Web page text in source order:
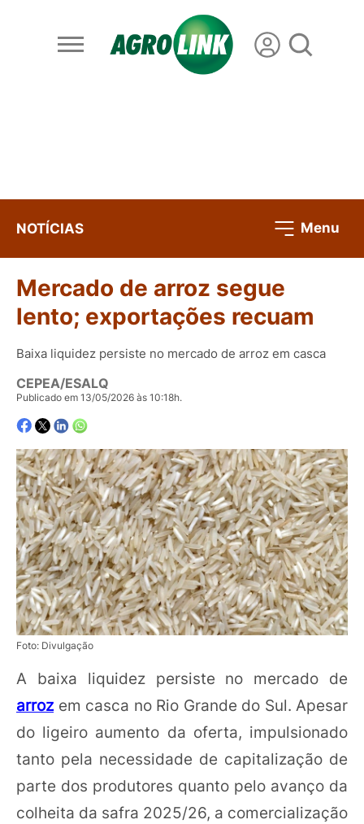
NOTÍCIAS Menu
Mercado de arroz segue
lento; exportações recuam
Baixa liquidez persiste no mercado de arroz em casca
CEPEA/ESALQ
Publicado em 13/05/2026 às 10:18h.
Foto: Divulgação
A baixa liquidez persiste no mercado de
arroz em casca no Rio Grande do Sul. Apesar
do ligeiro aumento da oferta, impulsionado
tanto pela necessidade de capitalização de
parte dos produtores quanto pelo avanço da
colheita da safra 2025/26, a comercialização